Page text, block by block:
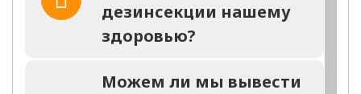
дезинсекции нашему
здоровью?
Можем ли мы вывести